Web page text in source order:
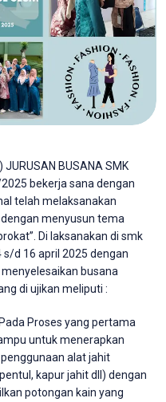
JURUSAN BUSANA SMK
bekerja sana dengan
telah melaksanakan
menyusun tema
Di laksanakan di smk
d 16 april 2025 dengan
busana
di ujikan meliputi :
Proses yang pertama
untuk menerapkan
alat jahit
kapur jahit dll) dengan
potongan kain yang